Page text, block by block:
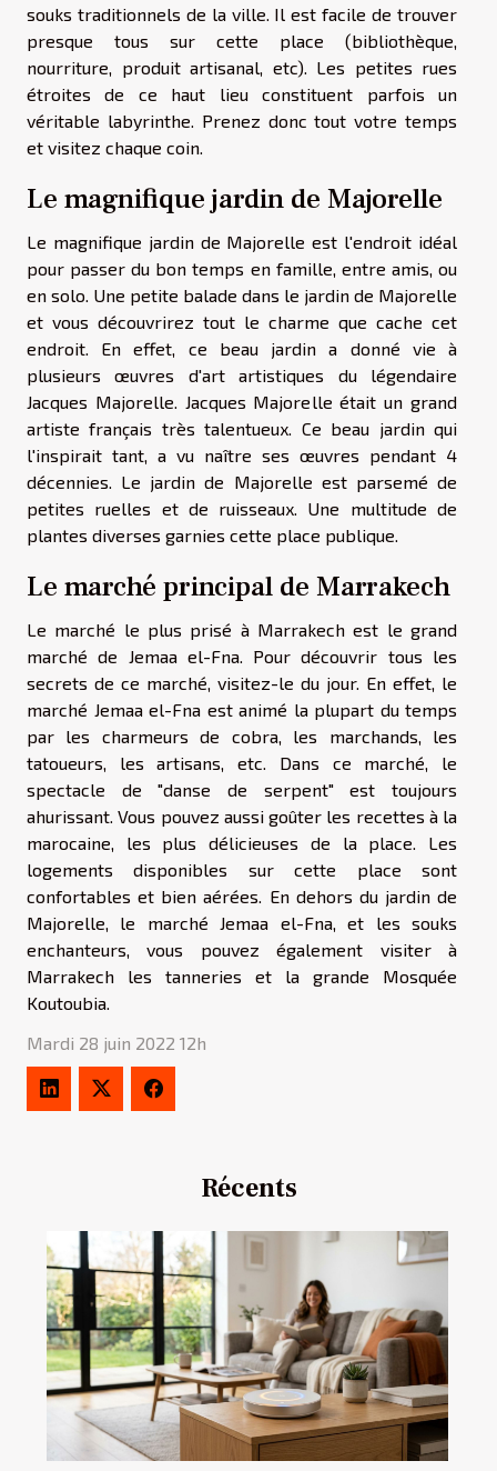
souks traditionnels de la ville. Il est facile de trouver
presque tous sur cette place (bibliothèque,
nourriture, produit artisanal, etc). Les petites rues
étroites de ce haut lieu constituent parfois un
véritable labyrinthe. Prenez donc tout votre temps
et visitez chaque coin.
Le magnifique jardin de Majorelle
Le magnifique jardin de Majorelle est l'endroit idéal
pour passer du bon temps en famille, entre amis, ou
en solo. Une petite balade dans le jardin de Majorelle
et vous découvrirez tout le charme que cache cet
endroit. En effet, ce beau jardin a donné vie à
plusieurs œuvres d'art artistiques du légendaire
Jacques Majorelle. Jacques Majorelle était un grand
artiste français très talentueux. Ce beau jardin qui
l'inspirait tant, a vu naître ses œuvres pendant 4
décennies. Le jardin de Majorelle est parsemé de
petites ruelles et de ruisseaux. Une multitude de
plantes diverses garnies cette place publique.
Le marché principal de Marrakech
Le marché le plus prisé à Marrakech est le grand
marché de Jemaa el-Fna. Pour découvrir tous les
secrets de ce marché, visitez-le du jour. En effet, le
marché Jemaa el-Fna est animé la plupart du temps
par les charmeurs de cobra, les marchands, les
tatoueurs, les artisans, etc. Dans ce marché, le
spectacle de "danse de serpent" est toujours
ahurissant. Vous pouvez aussi goûter les recettes à la
marocaine, les plus délicieuses de la place. Les
logements disponibles sur cette place sont
confortables et bien aérées. En dehors du jardin de
Majorelle, le marché Jemaa el-Fna, et les souks
enchanteurs, vous pouvez également visiter à
Marrakech les tanneries et la grande Mosquée
Koutoubia.
Mardi 28 juin 2022 12h
Récents